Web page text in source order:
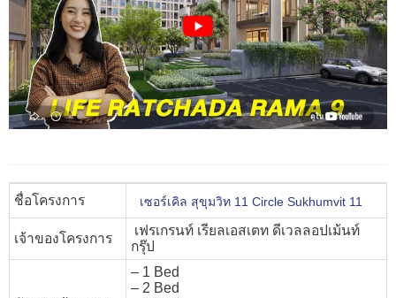
ชื่อโครงการ เซอร์เคิล สุขุมวิท 11 Circle Sukhumvit 11
เจ้าของโครงการ
เฟรเกรนท์ เรียลเอสเตท ดีเวลลอปเม้นท์
กรุ๊ป
– 1 Bed
– 2 Bed